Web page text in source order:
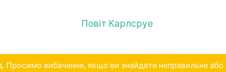
Повіт Карлсруе
Просимо вибачення, якщо ви знайдете неправильне або